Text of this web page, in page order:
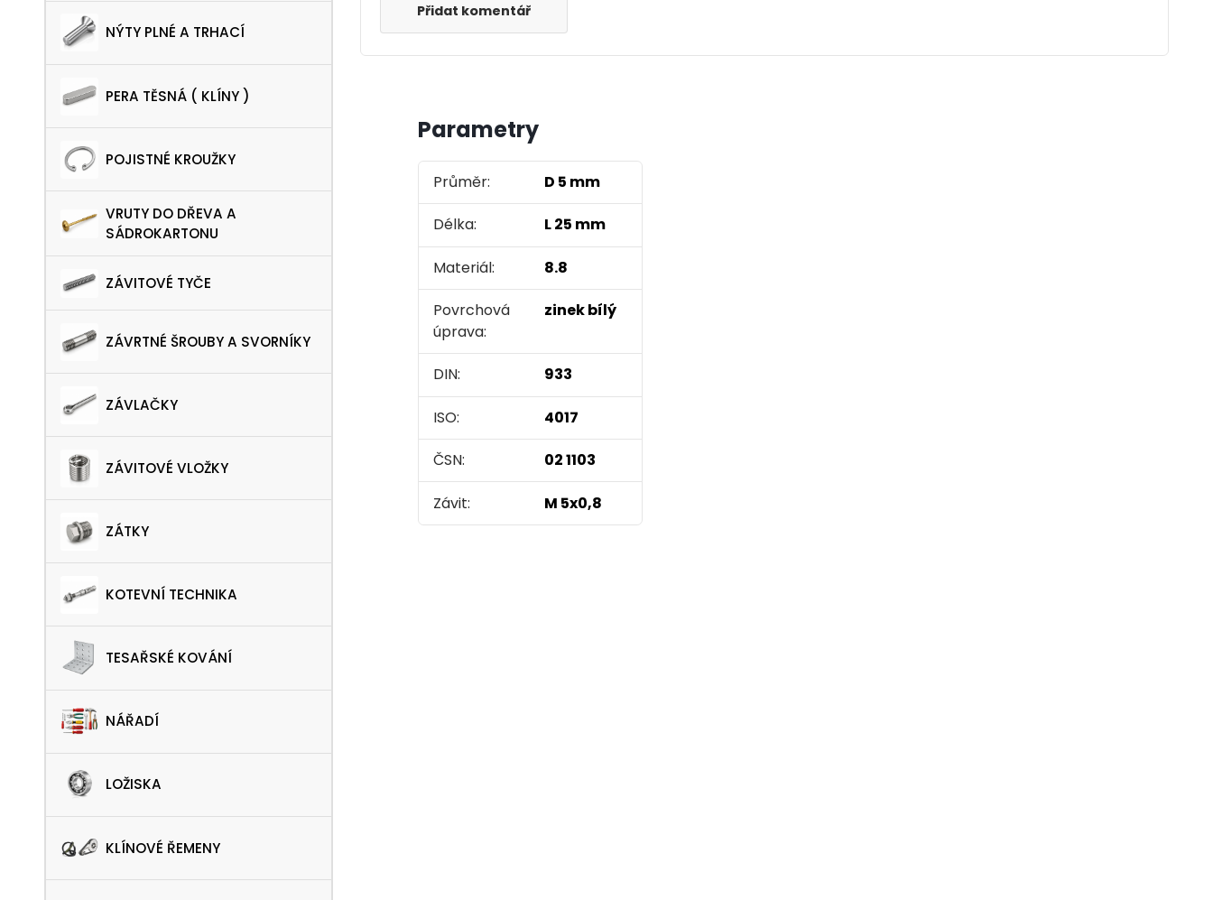
NÝTY PLNÉ A TRHACÍ
PERA TĚSNÁ ( KLÍNY )
POJISTNÉ KROUŽKY
VRUTY DO DŘEVA A
SÁDROKARTONU
ZÁVITOVÉ TYČE
ZÁVRTNÉ ŠROUBY A SVORNÍKY
ZÁVLAČKY
ZÁVITOVÉ VLOŽKY
ZÁTKY
KOTEVNÍ TECHNIKA
TESAŘSKÉ KOVÁNÍ
NÁŘADÍ
LOŽISKA
KLÍNOVÉ ŘEMENY
Přidat komentář
Parametry
Průměr: D 5 mm
Délka: L 25 mm
Materiál: 8.8
Povrchová
úprava:
zinek bílý
DIN: 933
ISO: 4017
ČSN: 02 1103
Závit: M 5x0,8